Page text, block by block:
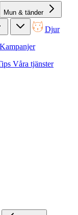
Mun & tänder
Djur
Kampanjer
Våra tjänster